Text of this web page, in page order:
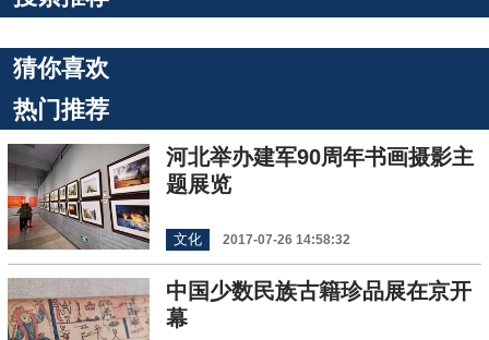
猜你喜欢
热门推荐
河北举办建军90周年书画摄影主
题展览
文化 2017-07-26 14:58:32
中国少数民族古籍珍品展在京开
幕